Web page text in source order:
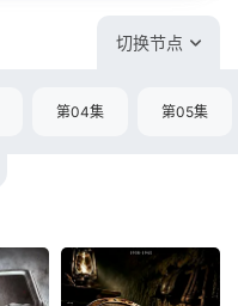
切换节点
第04集 第05集